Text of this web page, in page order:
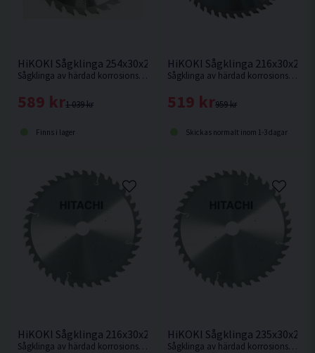
HiKOKI Sågklinga 254x30x2,3mm 40T
Sågklinga av härdad korrosionsbeständigt stål för kapning i hårt och mjukt trä.
1 039 kr
589 kr
Finns i lager
HiKOKI Sågklinga
Sågklinga av härdad korrosionsbeständigt stål för mycket fin sågning i hårt och mjukt trä.
959 kr
519 kr
Skickas normalt inom 1-3 dagar
HiKOKI Sågklinga 216x30x2,3mm 60T
Sågklinga av härdad korrosionsbeständigt stål för mycket fin sågning i hårt och mjukt trä.
HiKOKI Sågklinga
Sågklinga av härdad korrosionsbeständigt stål för kapning i hårt och mjukt trä.